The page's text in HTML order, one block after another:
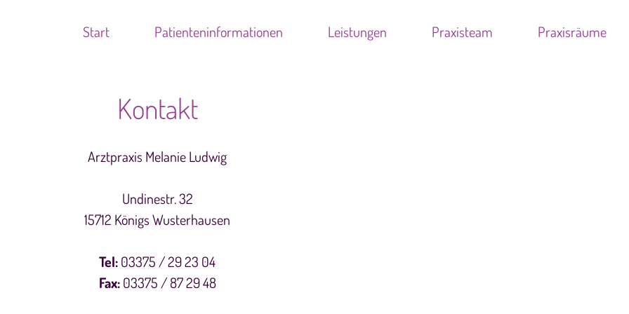
Start Patienteninformationen Leistungen Praxisteam Praxisräume
Kontakt
Arztpraxis Melanie Ludwig
Undinestr. 32
15712 Königs Wusterhausen
Tel:03375 / 29 23 04
Fax:03375 / 87 29 48